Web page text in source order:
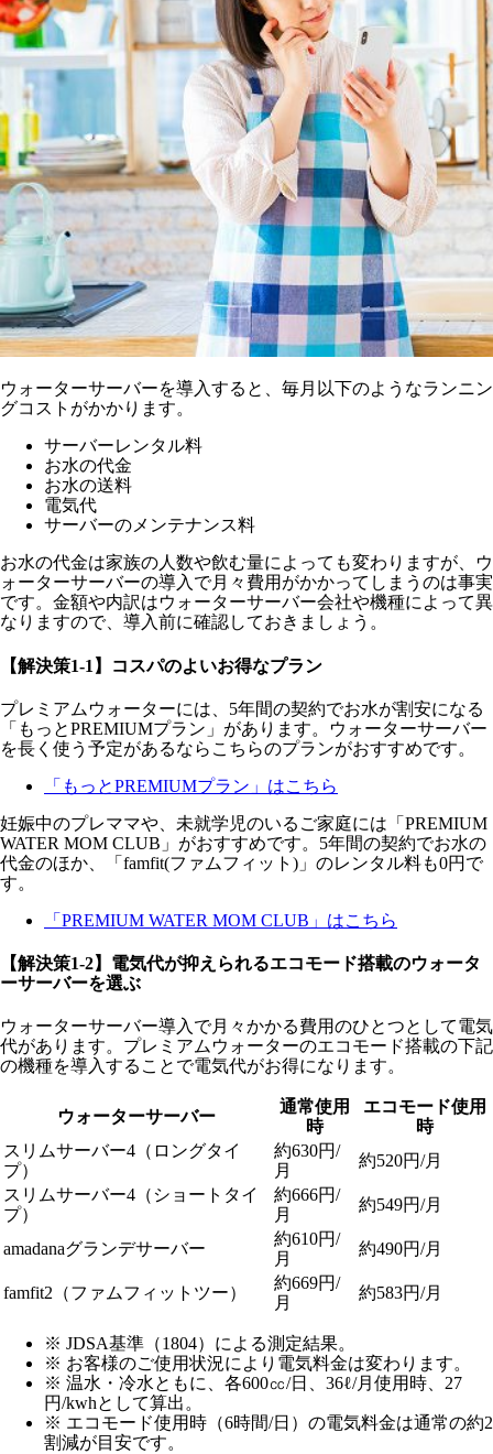
ウォーターサーバーを導入すると、毎月以下のようなランニン
グコストがかかります。
サーバーレンタル料
お水の代金
お水の送料
電気代
サーバーのメンテナンス料
お水の代金は家族の人数や飲む量によっても変わりますが、ウ
ォーターサーバーの導入で月々費用がかかってしまうのは事実
です。金額や内訳はウォーターサーバー会社や機種によって異
なりますので、導入前に確認しておきましょう。
【解決策1-1】コスパのよいお得なプラン
プレミアムウォーターには、5年間の契約でお水が割安になる
「もっとPREMIUMプラン」があります。ウォーターサーバー
を長く使う予定があるならこちらのプランがおすすめです。
「もっとPREMIUMプラン」はこちら
妊娠中のプレママや、未就学児のいるご家庭には「PREMIUM
WATER MOM CLUB」がおすすめです。5年間の契約でお水の
代金のほか、「famfit(ファムフィット)」のレンタル料も0円で
す。
「PREMIUM WATER MOM CLUB」はこちら
【解決策1-2】電気代が抑えられるエコモード搭載のウォータ
ーサーバーを選ぶ
ウォーターサーバー導入で月々かかる費用のひとつとして電気
代があります。プレミアムウォーターのエコモード搭載の下記
の機種を導入することで電気代がお得になります。
ウォーターサーバー
通常使用
時
エコモード使用
時
スリムサーバー4（ロングタイ
プ）
約630円/
月
約520円/月
スリムサーバー4（ショートタイ
プ）
約666円/
月
約549円/月
amadanaグランデサーバー
約610円/
月
約490円/月
famfit2（ファムフィットツー）
約669円/
月
約583円/月
※ JDSA基準（1804）による測定結果。
※ お客様のご使用状況により電気料金は変わります。
※ 温水・冷水ともに、各600㏄/日、36ℓ/月使用時、27
円/kwhとして算出。
※ エコモード使用時（6時間/日）の電気料金は通常の約2
割減が目安です。